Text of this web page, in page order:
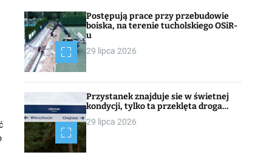
Postępują prace przy przebudowie
boiska, na terenie tucholskiego OSiR-
u
29 lipca 2026
Przystanek znajduje sie w świetnej
kondycji, tylko ta przeklęta droga…
29 lipca 2026